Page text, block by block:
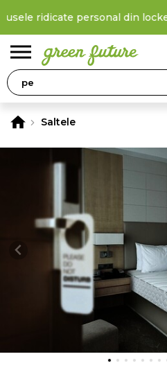
ridicate personal din locker
Saltele